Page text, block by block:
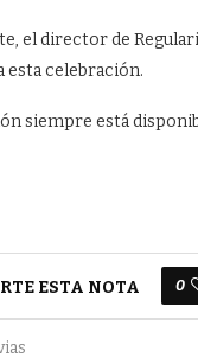
el director de
esta celebración.
siempre está
ESTA NOTA 0